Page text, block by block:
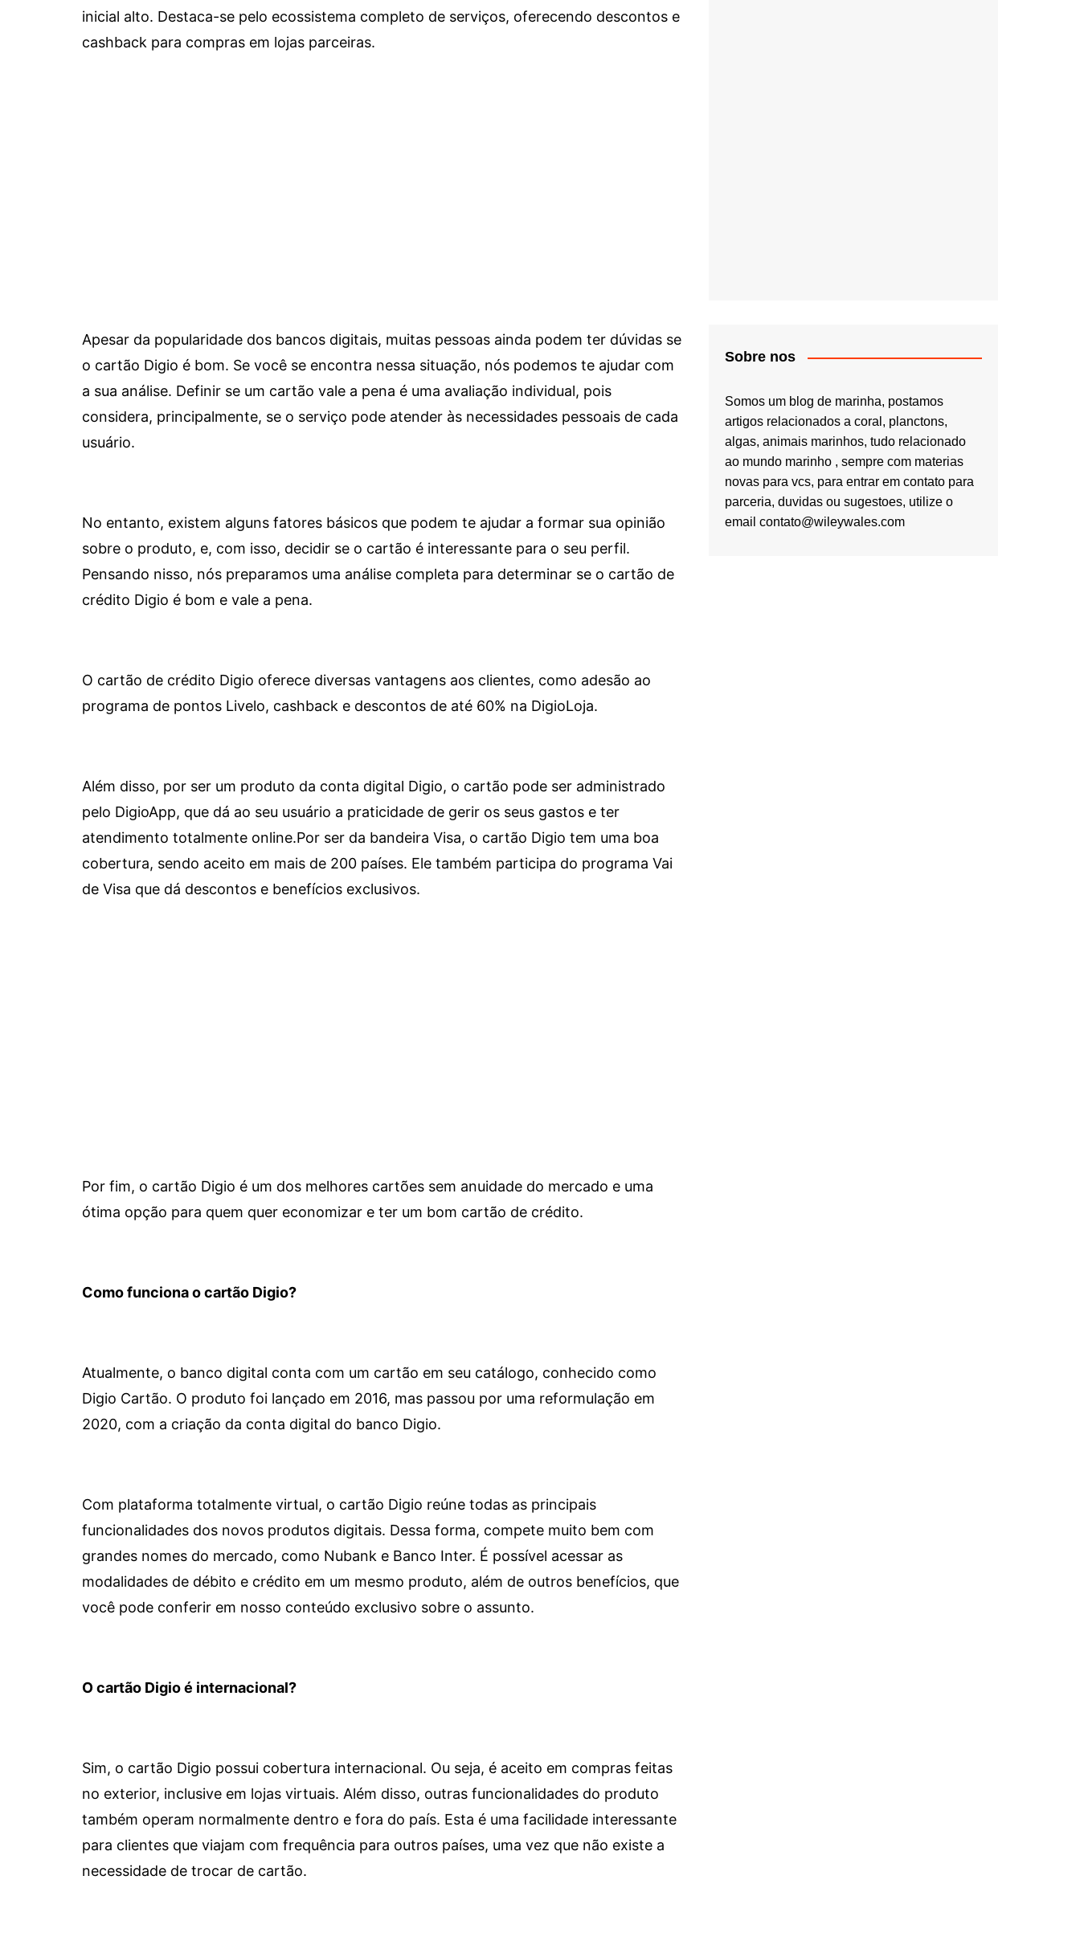
inicial alto. Destaca-se pelo ecossistema completo de serviços, oferecendo descontos e
cashback para compras em lojas parceiras.
Apesar da popularidade dos bancos digitais, muitas pessoas ainda podem ter dúvidas se
o cartão Digio é bom. Se você se encontra nessa situação, nós podemos te ajudar com
a sua análise. Definir se um cartão vale a pena é uma avaliação individual, pois
considera, principalmente, se o serviço pode atender às necessidades pessoais de cada
usuário.
No entanto, existem alguns fatores básicos que podem te ajudar a formar sua opinião
sobre o produto, e, com isso, decidir se o cartão é interessante para o seu perfil.
Pensando nisso, nós preparamos uma análise completa para determinar se o cartão de
crédito Digio é bom e vale a pena.
O cartão de crédito Digio oferece diversas vantagens aos clientes, como adesão ao
programa de pontos Livelo, cashback e descontos de até 60% na DigioLoja.
Além disso, por ser um produto da conta digital Digio, o cartão pode ser administrado
pelo DigioApp, que dá ao seu usuário a praticidade de gerir os seus gastos e ter
atendimento totalmente online.Por ser da bandeira Visa, o cartão Digio tem uma boa
cobertura, sendo aceito em mais de 200 países. Ele também participa do programa Vai
de Visa que dá descontos e benefícios exclusivos.
Por fim, o cartão Digio é um dos melhores cartões sem anuidade do mercado e uma
ótima opção para quem quer economizar e ter um bom cartão de crédito.
Como funciona o cartão Digio?
Atualmente, o banco digital conta com um cartão em seu catálogo, conhecido como
Digio Cartão. O produto foi lançado em 2016, mas passou por uma reformulação em
2020, com a criação da conta digital do banco Digio.
Com plataforma totalmente virtual, o cartão Digio reúne todas as principais
funcionalidades dos novos produtos digitais. Dessa forma, compete muito bem com
grandes nomes do mercado, como Nubank e Banco Inter. É possível acessar as
modalidades de débito e crédito em um mesmo produto, além de outros benefícios, que
você pode conferir em nosso conteúdo exclusivo sobre o assunto.
O cartão Digio é internacional?
Sim, o cartão Digio possui cobertura internacional. Ou seja, é aceito em compras feitas
no exterior, inclusive em lojas virtuais. Além disso, outras funcionalidades do produto
também operam normalmente dentro e fora do país. Esta é uma facilidade interessante
para clientes que viajam com frequência para outros países, uma vez que não existe a
necessidade de trocar de cartão.
Sobre nos
Somos um blog de marinha, postamos
artigos relacionados a coral, planctons,
algas, animais marinhos, tudo relacionado
ao mundo marinho , sempre com materias
novas para vcs, para entrar em contato para
parceria, duvidas ou sugestoes, utilize o
email contato@wileywales.com